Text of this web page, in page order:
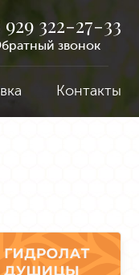
929 322-27-33
звонок
Контакты